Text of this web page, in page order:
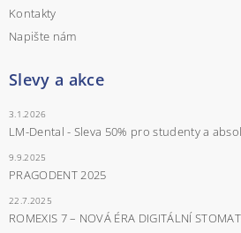
Kontakty
Napište nám
Slevy a akce
3.1.2026
LM-Dental - Sleva 50% pro studenty a
9.9.2025
PRAGODENT 2025
22.7.2025
ROMEXIS 7 – NOVÁ ÉRA DIGITÁLNÍ